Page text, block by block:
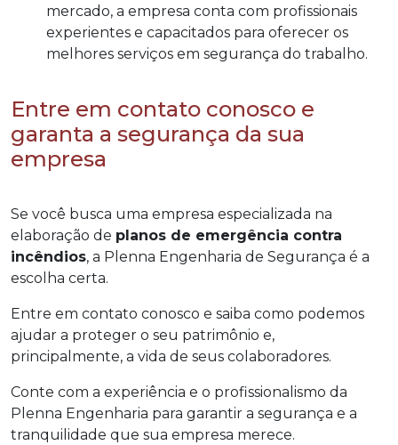
mercado, a empresa conta com profissionais
experientes e capacitados para oferecer os
melhores serviços em segurança do trabalho.
Entre em contato conosco e
garanta a segurança da sua
empresa
Se você busca uma empresa especializada na
elaboração de planos de emergência contra
incêndios, a Plenna Engenharia de Segurança é a
escolha certa.
Entre em contato conosco e saiba como podemos
ajudar a proteger o seu patrimônio e,
principalmente, a vida de seus colaboradores.
Conte com a experiência e o profissionalismo da
Plenna Engenharia para garantir a segurança e a
tranquilidade que sua empresa merece.